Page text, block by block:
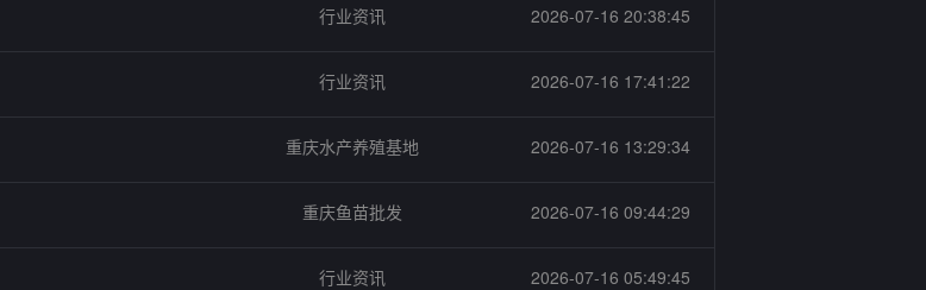
行业资讯 2026-07-16 20:38:45
行业资讯 2026-07-16 17:41:22
重庆水产养殖基地 2026-07-16 13:29:34
重庆鱼苗批发 2026-07-16 09:44:29
行业资讯 2026-07-16 05:49:45